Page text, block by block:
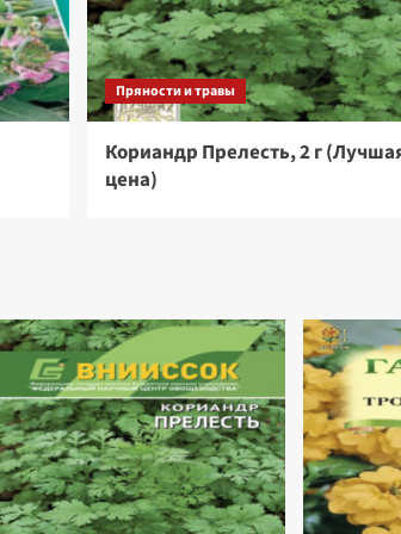
Пряности и травы
Кориандр Прелесть, 2 г
цена)